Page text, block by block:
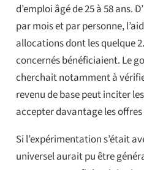
d’emploi âgé de 25 à 58 ans.
par mois et par personne,
allocations dont les quelque
concernés bénéficiaient. Le
cherchait notamment à
revenu de base peut inciter
accepter davantage les
Si l’expérimentation s’était
universel aurait pu être